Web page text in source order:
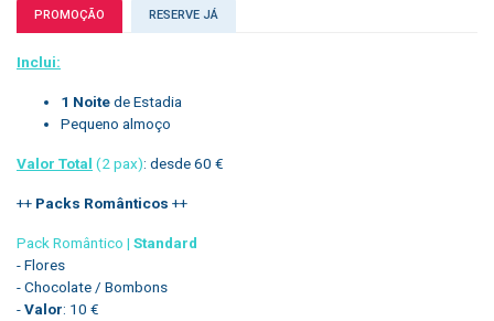
PROMOÇÃO RESERVE JÁ
Inclui:
1 Noitede Estadia
Pequeno almoço
Valor Total (2 pax): desde 60 €
++ Packs Românticos ++
Pack Romântico | Standard
- Flores
- Chocolate / Bombons
-Valor: 10 €